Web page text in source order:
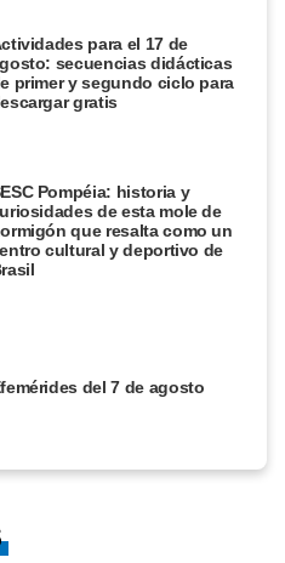
para el 17 de
secuencias didácticas
primer y segundo ciclo para
gratis
Pompéia: historia y
de esta mole de
que resalta como un
cultural y deportivo de
del 7 de agosto